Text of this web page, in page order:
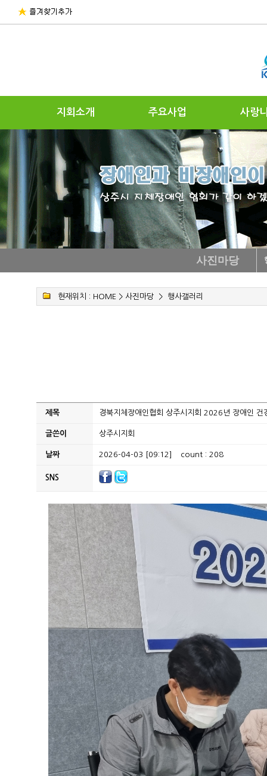
지회소개 주요사업 사랑
사진마당
현재위치 : HOME > 사진마당> 행사갤러리
제목 경북지체장애인협회 상주시지회 2026년 장애인 건
글쓴이 상주시지회
날짜 2026-04-03 [09:12] count : 208
SNS